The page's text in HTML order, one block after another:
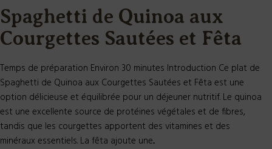
Spaghetti de Quinoa aux
Courgettes Sautées et Fêta
Temps de préparation Environ 30 minutes Introduction Ce plat de
Spaghetti de Quinoa aux Courgettes Sautées et Fêta est une
option délicieuse et équilibrée pour un déjeuner nutritif. Le quinoa
est une excellente source de protéines végétales et de fibres,
tandis que les courgettes apportent des vitamines et des
minéraux essentiels. La fêta ajoute une...